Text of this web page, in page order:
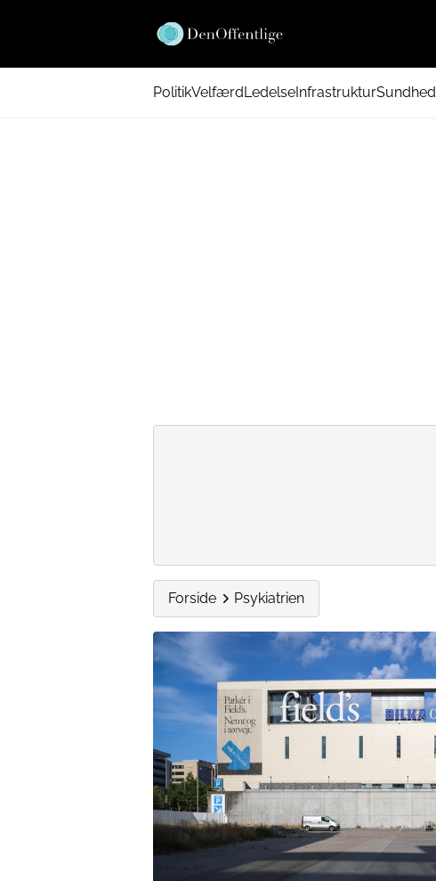
PolitikVelfærdLedelseInfrastrukturSundhed
Forside Psykiatrien